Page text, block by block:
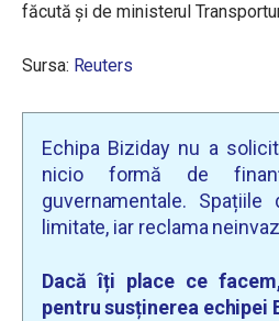
făcută și de ministerul
Sursa: Reuters
Echipa Biziday nu a
nicio formă de
guvernamentale.
limitate, iar reclama
Dacă îți place ce
pentru susținerea echipei